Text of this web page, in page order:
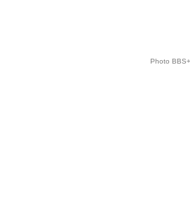
Photo BBS+